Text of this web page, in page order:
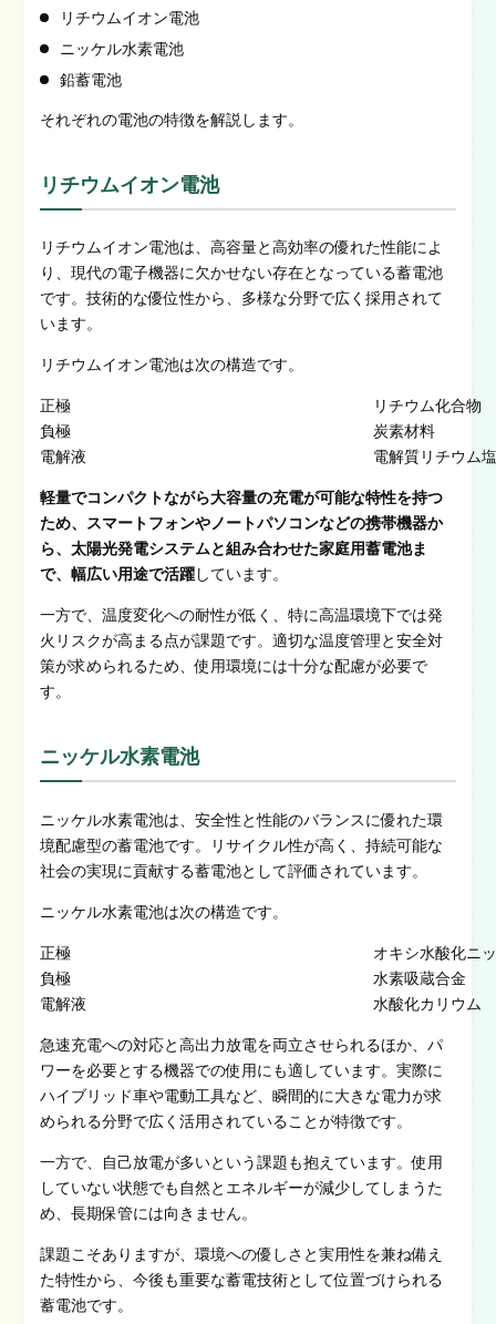
リチウムイオン電池
ニッケル水素電池
鉛蓄電池
それぞれの電池の特徴を解説します。
リチウムイオン電池
リチウムイオン電池は、高容量と高効率の優れた性能によ
り、現代の電子機器に欠かせない存在となっている蓄電池
です。技術的な優位性から、多様な分野で広く採用されて
います。
リチウムイオン電池は次の構造です。
正極
リチウム化合物
負極
炭素材料
電解液
電解質リチウム
軽量でコンパクトながら大容量の充電が可能な特性を持つ
ため、スマートフォンやノートパソコンなどの携帯機器か
ら、太陽光発電システムと組み合わせた家庭用蓄電池ま
で、幅広い用途で活躍しています。
一方で、温度変化への耐性が低く、特に高温環境下では発
火リスクが高まる点が課題です。適切な温度管理と安全対
策が求められるため、使用環境には十分な配慮が必要で
す。
ニッケル水素電池
ニッケル水素電池は、安全性と性能のバランスに優れた環
境配慮型の蓄電池です。リサイクル性が高く、持続可能な
社会の実現に貢献する蓄電池として評価されています。
ニッケル水素電池は次の構造です。
正極
オキシ水酸化ニ
負極
水素吸蔵合金
電解液
水酸化カリウム
急速充電への対応と高出力放電を両立させられるほか、パ
ワーを必要とする機器での使用にも適しています。実際に
ハイブリッド車や電動工具など、瞬間的に大きな電力が求
められる分野で広く活用されていることが特徴です。
一方で、自己放電が多いという課題も抱えています。使用
していない状態でも自然とエネルギーが減少してしまうた
め、長期保管には向きません。
課題こそありますが、環境への優しさと実用性を兼ね備え
た特性から、今後も重要な蓄電技術として位置づけられる
蓄電池です。